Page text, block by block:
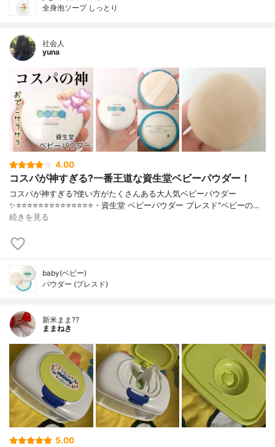
全身泡ソープ しっとり
社会人
yuna
4.00
コスパが神すぎる?一番王道な資生堂ベビーパウダー！
コスパが神すぎる?使い方がたくさんある大人気ベビーパウダー
✨⭐️⭐️⭐️⭐️⭐️⭐️⭐️⭐️⭐️⭐️⭐️⭐️⭐️⭐️・資生堂 ベビーパウダー プレスド"ベビーの…
続きを見る
baby(ベビー)
パウダー (プレスド)
新米まま??
ままねき
5.00